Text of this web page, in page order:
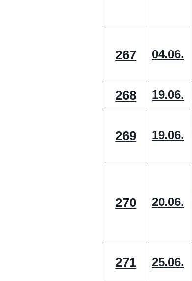
267 04.06.
268 19.06.
269 19.06.
270 20.06.
271 25.06.